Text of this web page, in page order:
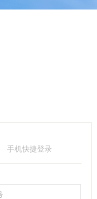
手机快捷登录